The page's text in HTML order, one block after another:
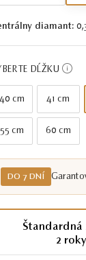
diamant:
DĹŽKU
40 cm 41 cm
55 cm 60 cm
DO 7 DNÍ
Štandardná
2 roky